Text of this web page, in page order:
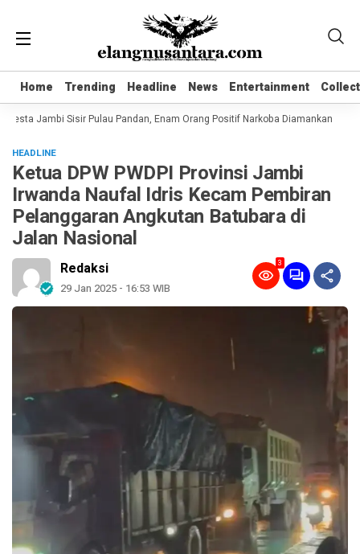
Home Trending Headline News Entertainment
Home Trending Headline News Entertainment
Jambi Sisir Pulau Pandan, Enam Orang Positif Narkoba Diamankan
HEADLINE
Ketua DPW PWDPI Provinsi Jambi
Irwanda Naufal Idris Kecam Pembiran
Pelanggaran Angkutan Batubara di
Jalan Nasional
Redaksi
29 Jan 2025 - 16:53 WIB
3